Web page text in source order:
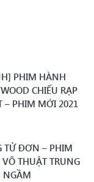
PHIM HÀNH
CHIẾU RẠP
– PHIM MỚI 2021
TỬ ĐƠN – PHIM
THUẬT TRUNG
NGẦM